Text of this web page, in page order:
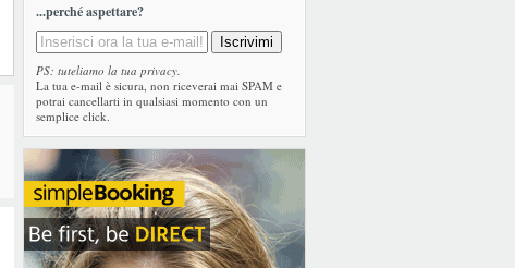
...perché aspettare?
PS: tuteliamo la tua privacy.
La tua e-mail è sicura, non riceverai mai SPAM e
potrai cancellarti in qualsiasi momento con un
semplice click.